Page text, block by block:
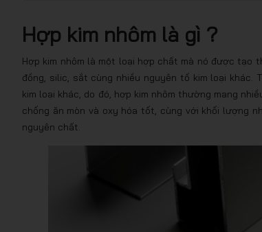
Hợp kim nhôm là gì ?
Hợp kim nhôm là một loại hợp chất mà nó được tạo
đồng, silic, sắt cùng nhiều nguyên tố kim loại
kim loại khác, do đó, hợp kim nhôm thường mang
chống ăn mòn và oxy hóa tốt, cùng với khối lượng
nguyên chất.